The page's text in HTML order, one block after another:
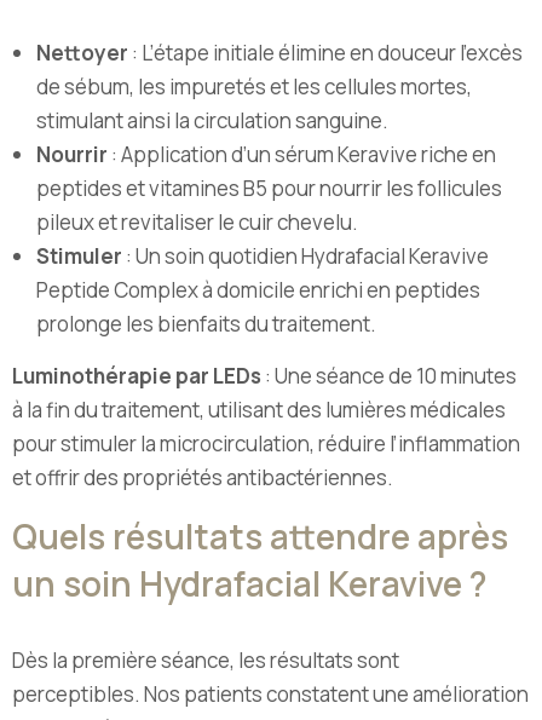
Nettoyer : L’étape initiale élimine en douceur l’excès
de sébum, les impuretés et les cellules mortes,
stimulant ainsi la circulation sanguine.
Nourrir : Application d’un sérum Keravive riche en
peptides et vitamines B5 pour nourrir les follicules
pileux et revitaliser le cuir chevelu.
Stimuler : Un soin quotidien Hydrafacial Keravive
Peptide Complex à domicile enrichi en peptides
prolonge les bienfaits du traitement.
Luminothérapie par LEDs : Une séance de 10 minutes
à la fin du traitement, utilisant des lumières médicales
pour stimuler la microcirculation, réduire l’inflammation
et offrir des propriétés antibactériennes.
Quels résultats attendre après
un soin Hydrafacial Keravive ?
Dès la première séance, les résultats sont
perceptibles. Nos patients constatent une amélioration